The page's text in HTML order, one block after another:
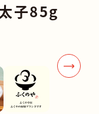
無料お見積り
子85g